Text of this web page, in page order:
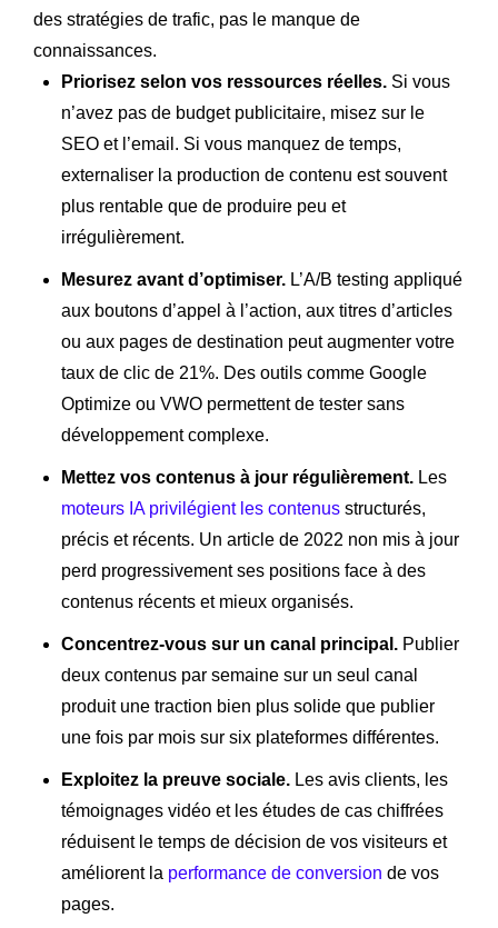
des stratégies de trafic, pas le manque de
connaissances.
Priorisez selon vos ressources réelles. Si vous
n’avez pas de budget publicitaire, misez sur le
SEO et l’email. Si vous manquez de temps,
externaliser la production de contenu est souvent
plus rentable que de produire peu et
irrégulièrement.
Mesurez avant d’optimiser. L’A/B testing appliqué
aux boutons d’appel à l’action, aux titres d’articles
ou aux pages de destination peut augmenter votre
taux de clic de 21%. Des outils comme Google
Optimize ou VWO permettent de tester sans
développement complexe.
Mettez vos contenus à jour régulièrement. Les
moteurs IA privilégient les contenus structurés,
précis et récents. Un article de 2022 non mis à jour
perd progressivement ses positions face à des
contenus récents et mieux organisés.
Concentrez-vous sur un canal principal. Publier
deux contenus par semaine sur un seul canal
produit une traction bien plus solide que publier
une fois par mois sur six plateformes différentes.
Exploitez la preuve sociale. Les avis clients, les
témoignages vidéo et les études de cas chiffrées
réduisent le temps de décision de vos visiteurs et
améliorent la performance de conversion de vos
pages.